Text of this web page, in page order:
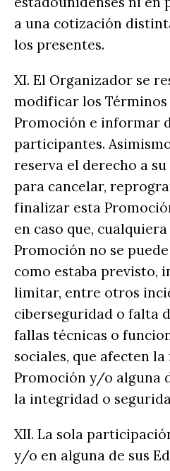
a una cotización
los presentes.
XI. El Organizador se
modificar los
Promoción e informar
participantes.
reserva el derecho a
para cancelar,
finalizar esta
en caso que,
Promoción no se
como estaba previsto,
limitar, entre otros
ciberseguridad o falta
fallas técnicas o
sociales, que afecten
Promoción y/o alguna
la integridad o
XII. La sola
y/o en alguna de sus